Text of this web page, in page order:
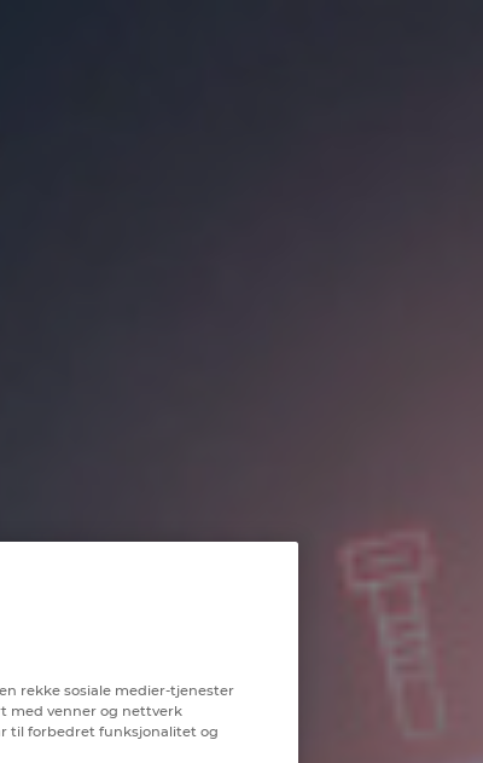
rekke sosiale medier-tjenester
med venner og nettverk
til forbedret funksjonalitet og